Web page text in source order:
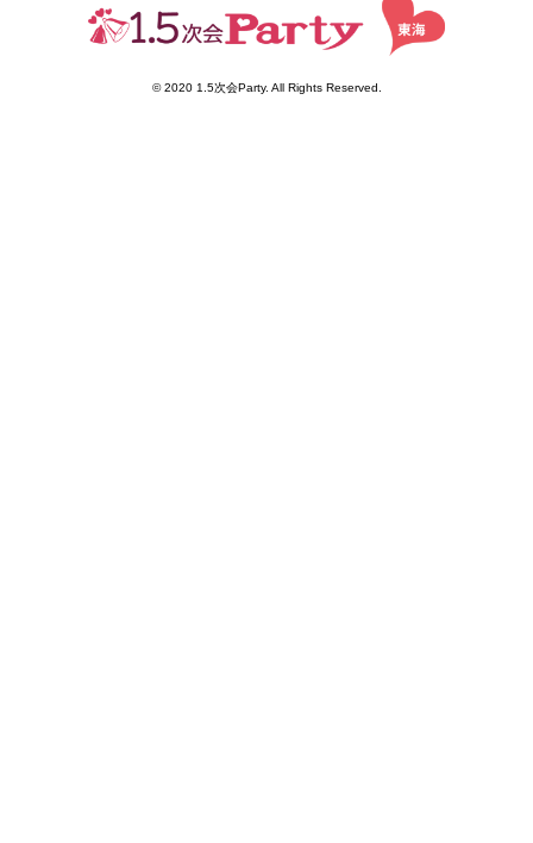
© 2020 1.5次会Party. All Rights Reserved.